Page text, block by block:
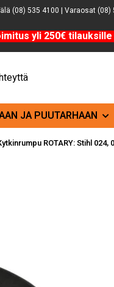
(08) 535 4100 | Varaosat
yli 250€
JA PUUTARHAAN
ROTARY: Stihl 024,